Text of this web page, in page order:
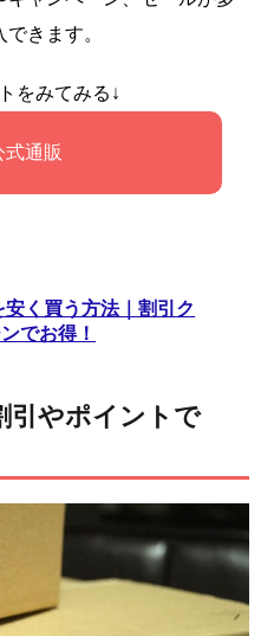
きます。
をみてみる↓
式通販
安く買う方法｜割引ク
でお得！
引やポイントで